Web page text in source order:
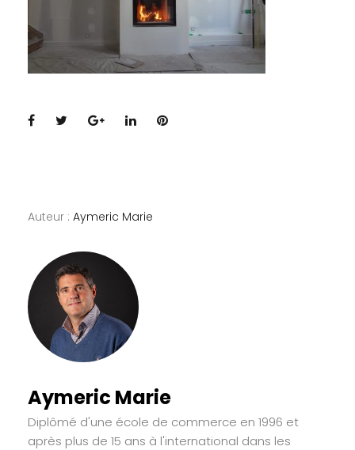
Facebook
TwitterGoogle+
LinkedInPinterest
Auteur : Aymeric Marie
Aymeric Marie
Diplômé d'une école de commerce en 1996 et
après plus de 15 ans à l'international dans les